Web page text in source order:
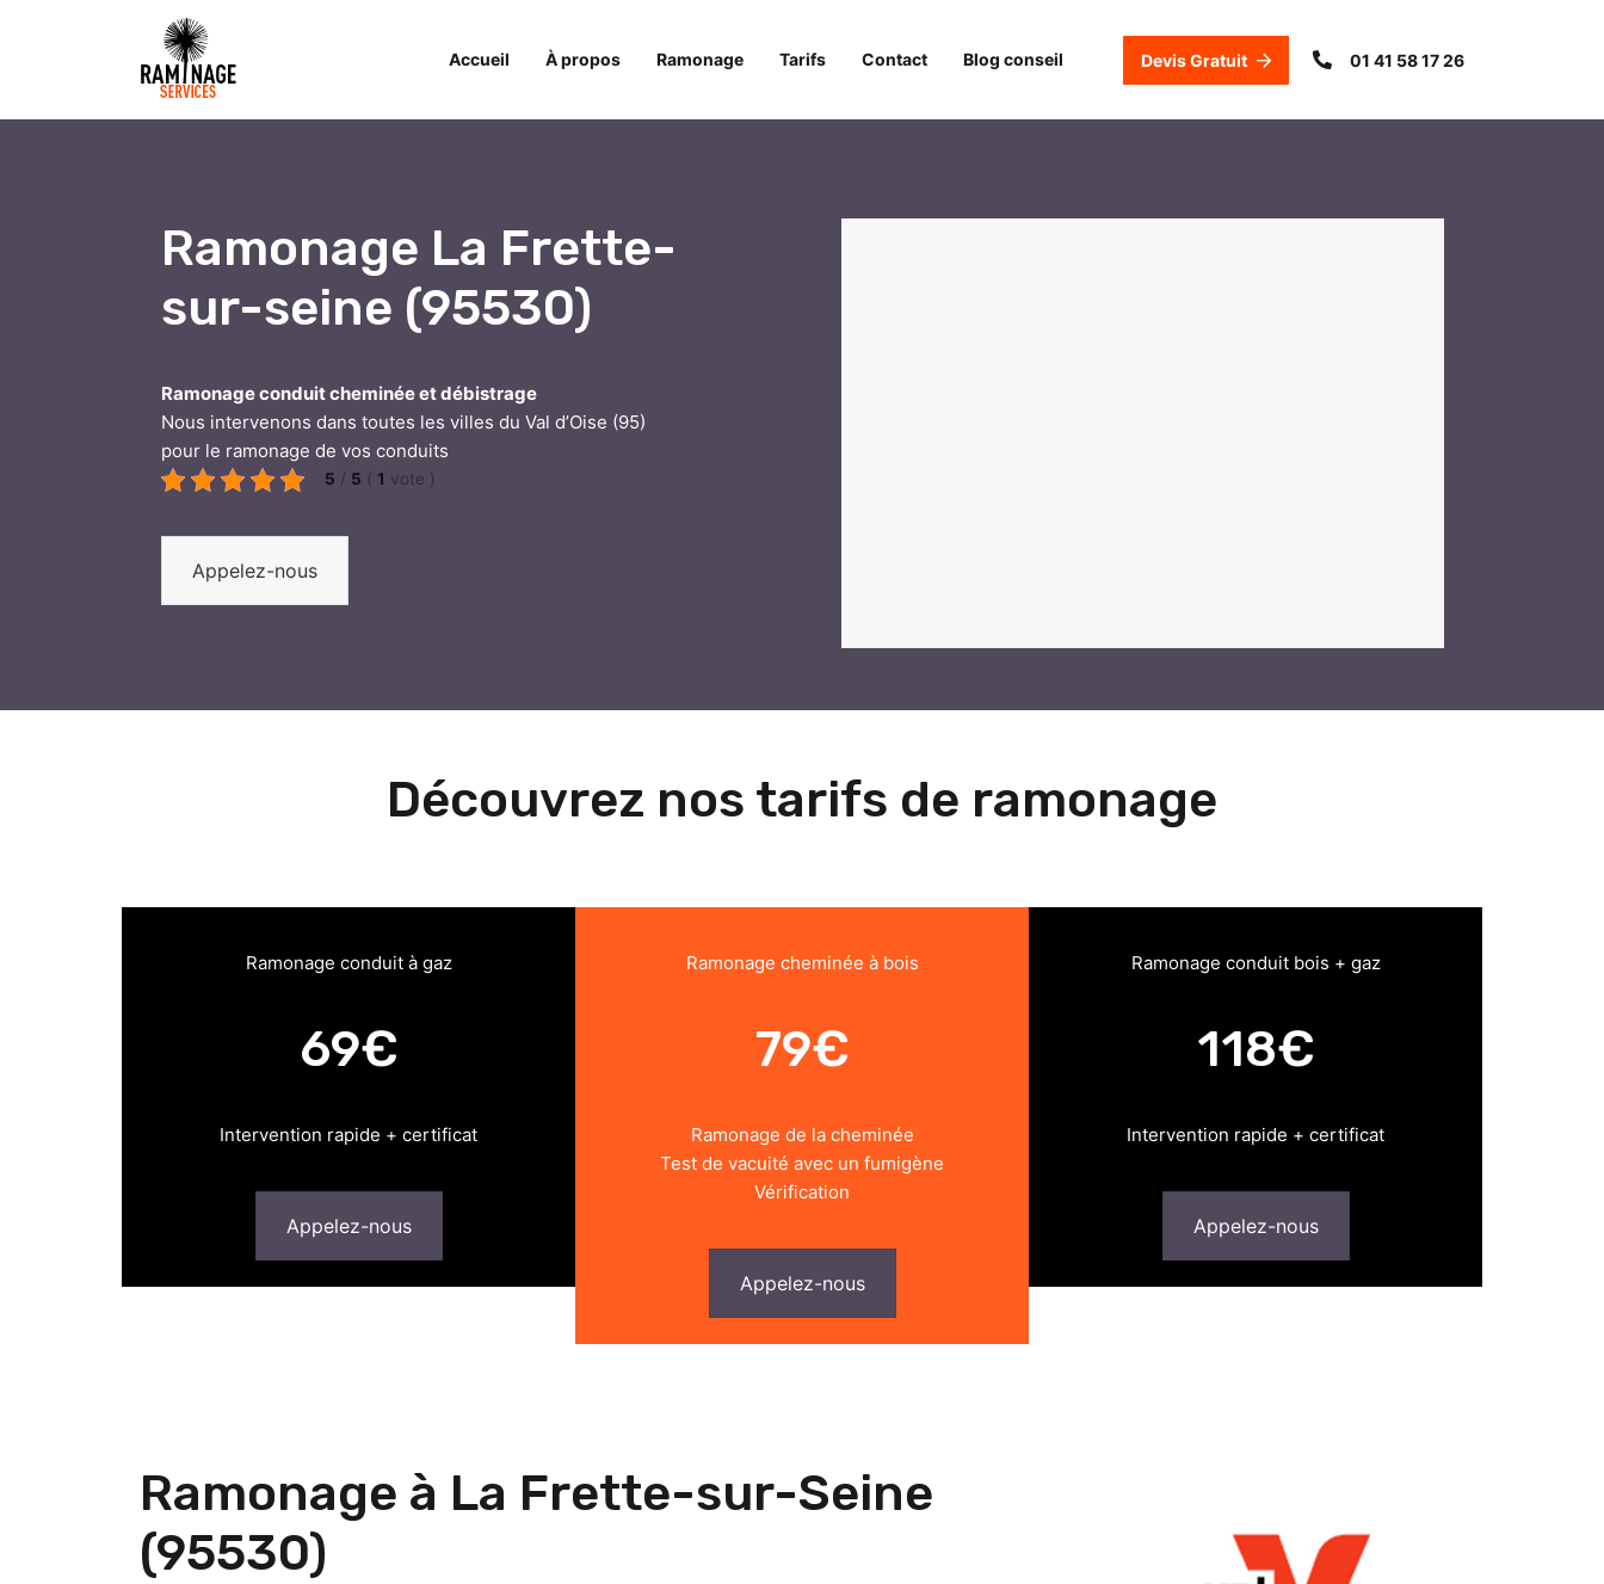
Accueil À propos Ramonage Tarifs Contact Blog conseil Devis Gratuit 01 41 58 17 26
Ramonage La Frette-
sur-seine (95530)
Ramonage conduit cheminée et débistrage
Nous intervenons dans toutes les villes du Val d’Oise (95)
pour le ramonage de vos conduits
5 / 5 ( 1 vote )
Appelez-nous
Découvrez nos tarifs de ramonage
Ramonage conduit à gaz
69€
Intervention rapide + certificat
Appelez-nous
Ramonage cheminée à bois
79€
Ramonage de la cheminée
Test de vacuité avec un fumigène
Vérification
Appelez-nous
Ramonage conduit bois + gaz
118€
Intervention rapide + certificat
Appelez-nous
Ramonage à La Frette-sur-Seine
(95530)